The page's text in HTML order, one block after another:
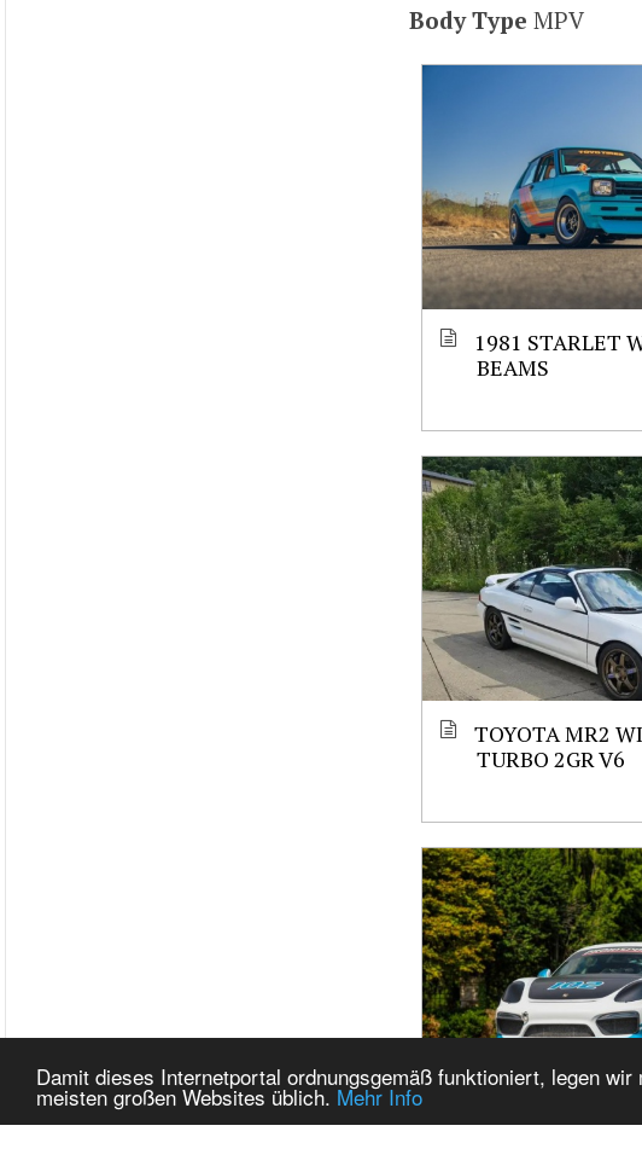
Damit dieses Internetportal ordnungsgemäß funktioniert, legen
meisten großen Websites üblich. Mehr Info
Body Type MPV
1981 STARLET
BEAMS
TOYOTA MR2
TURBO 2GR V6
CAYMAN GT4